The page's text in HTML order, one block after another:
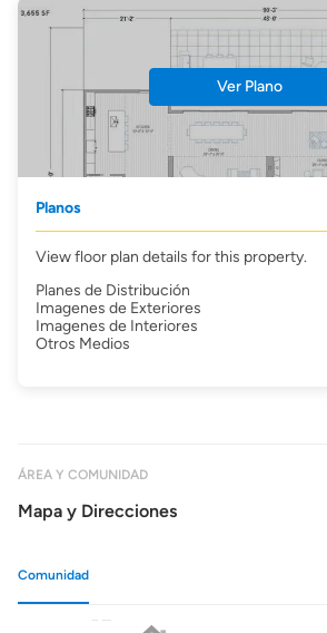
Ver Plano
Planos
View floor plan details for this property.
Planes de Distribución
Imagenes de Exteriores
Imagenes de Interiores
Otros Medios
ÁREA Y COMUNIDAD
Mapa y Direcciones
Comunidad